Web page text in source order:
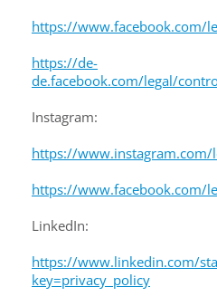
https://www.facebook.com/
https://de-
de.facebook.com/legal/
Instagram:
https://www.instagram.com/
https://www.facebook.com/
LinkedIn:
https://www.linkedin.com/
key=privacy_policy